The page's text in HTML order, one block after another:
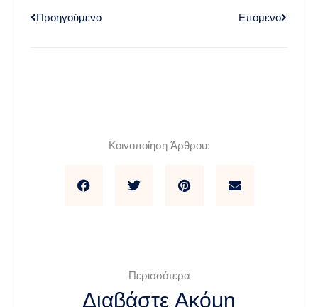
Προηγούμενο Επόμενο
Κοινοποίηση Άρθρου:
Περισσότερα
Διαβάστε Ακόμη